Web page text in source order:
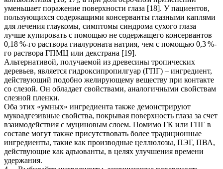
уменьшает поражение поверхности глаза [18]. У пациентов,
пользующихся содержащими консерванты глазными каплями
для лечения глаукомы, симптомы синдрома сухого глаза
лучше купировать с помощью не содержащего консервантов
0,18 %-го раствора гиалуроната натрия, чем с помощью 0,3 %-
го раствора ГПМЦ или декстрана [19].
Альтернативой, получаемой из древесины тропических
деревьев, является гидроксипропилгуар (ГПГ) – ингредиент,
действующий подобно желирующему веществу при контакте
со слезой. Он обладает свойствами, аналогичными свойствам
слезной пленки.
Оба этих «умных» ингредиента также демонстрируют
мукоадгезивные свойства, покрывая поверхность глаза за счет
взаимодействия с муциновым слоем. Помимо ГК или ГПГ в
составе могут также присутствовать более традиционные
ингредиенты, такие как производные целлюлозы, ПЭГ, ПВА,
действующие как адъюванты, в целях улучшения времени
удержания.